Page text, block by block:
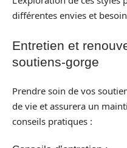
différentes envies et
Entretien et
soutiens-gorge
Prendre soin de vos
de vie et assurera un
conseils pratiques :